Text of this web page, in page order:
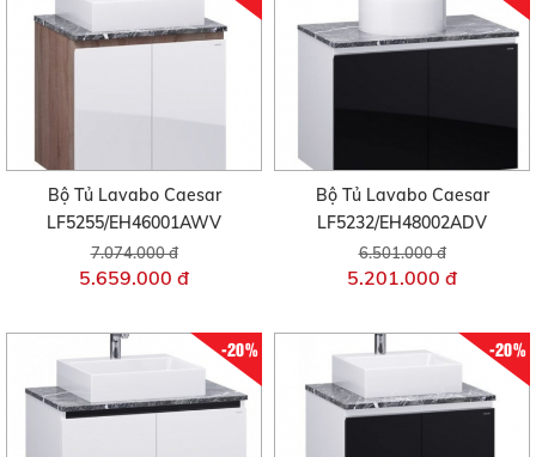
Bộ Tủ Lavabo Caesar
LF5255/EH46001AWV
7.074.000 đ
5.659.000 đ
Bộ Tủ Lavabo Caesar
LF5232/EH48002ADV
6.501.000 đ
5.201.000 đ
-20% -20%